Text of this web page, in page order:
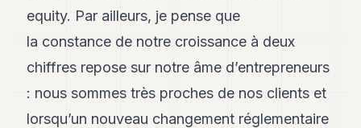
15
Andy
14
Andy
Andy
12
equity. Par ailleurs, je pense que
la constance de notre croissance à deux
chiffres repose sur notre âme d’entrepreneurs
: nous sommes très proches de nos clients et
lorsqu’un nouveau changement réglementaire